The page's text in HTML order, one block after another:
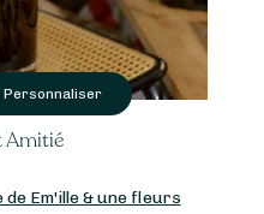
Personnaliser
Amitié
Em'ille & une fleurs